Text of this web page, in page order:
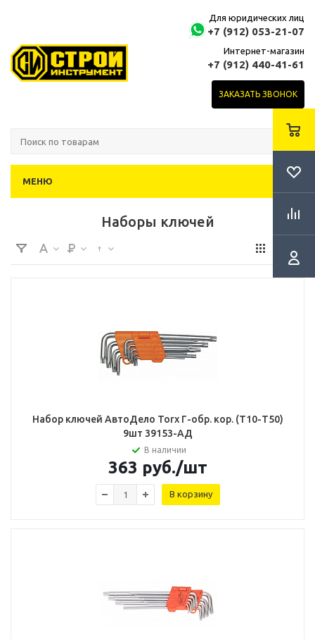
Для юридических лиц
+7 (912) 053-21-07
Интернет-магазин
+7 (912) 440-41-61
ЗАКАЗАТЬ ЗВОНОК
МЕНЮ
Наборы ключей
Набор ключей АвтоДело Torx Г-обр. кор. (Т10-Т50)
9шт 39153-АД
В наличии
363 руб./шт
В корзину